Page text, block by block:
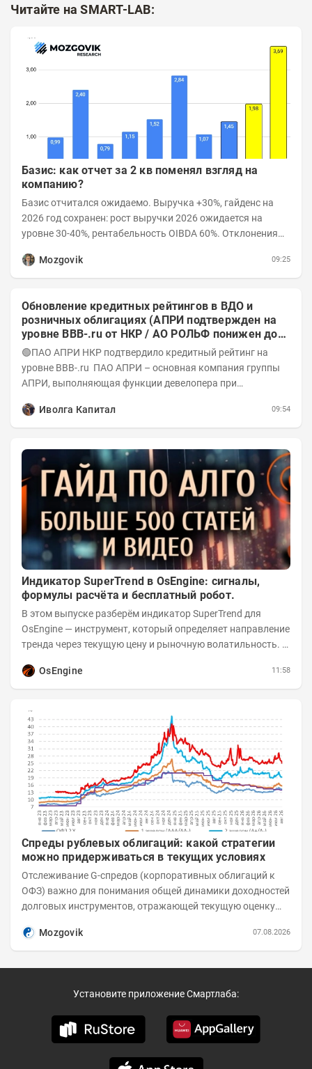
Читайте на SMART-LAB:
Базис: как отчет за 2 кв поменял взгляд на
компанию?
Базис отчитался ожидаемо. Выручка +30%, гайденс на
2026 год сохранен: рост выручки 2026 ожидается на
уровне 30-40%, рентабельность OIBDA 60%. Отклонения
Mozgovik
09:25
Обновление кредитных рейтингов в ВДО и
розничных облигациях (АПРИ подтвержден на
уровне BBB-.ru от НКР / АО РОЛЬФ понижен до
А-(RU) / Элит Строй присвоен на уровне BBB.ru)
🟢ПАО АПРИ НКР подтвердило кредитный рейтинг на
уровне BBB-.ru ПАО АПРИ – основная компания группы
АПРИ, выполняющая функции девелопера при
Иволга Капитал
09:54
Индикатор SuperTrend в OsEngine: сигналы,
формулы расчёта и бесплатный робот.
В этом выпуске разберём индикатор SuperTrend для
OsEngine — инструмент, который определяет направление
тренда через текущую цену и рыночную волатильность. В
OsEngine
11:58
Спреды рублевых облигаций: какой стратегии
можно придерживаться в текущих условиях
Отслеживание G-спредов (корпоративных облигаций к
ОФЗ) важно для понимания общей динамики доходностей
долговых инструментов, отражающей текущую оценку
Mozgovik
07.08.2026
Установите приложение Смартлаба: